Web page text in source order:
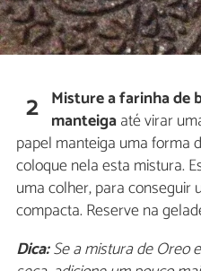
2 Misture a farinha de
manteigaaté virar
papel manteiga uma forma
coloque nela esta mistura.
uma colher, para conseguir
compacta. Reserve na
Dica:Se a mistura de Oreo